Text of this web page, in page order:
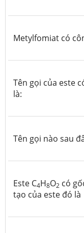
Metylfomiat có
Tên gọi của este
là:
Tên gọi nào sau
Este C4H8O2 có
tạo của este đó là